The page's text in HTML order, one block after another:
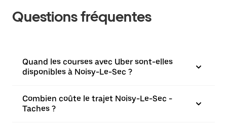
Questions fréquentes
Quand les courses avec Uber sont-elles
disponibles à Noisy-Le-Sec ?
Combien coûte le trajet Noisy-Le-Sec -
Taches ?